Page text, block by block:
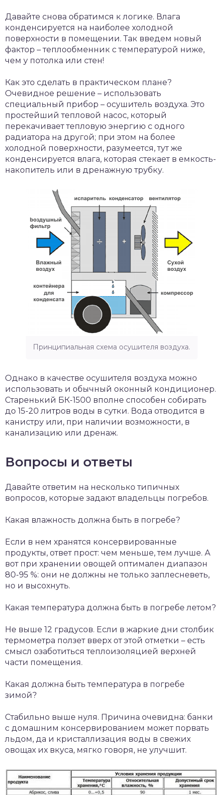
Давайте снова обратимся к логике. Влага
конденсируется на наиболее холодной
поверхности в помещении. Так введем новый
фактор – теплообменник с температурой ниже,
чем у потолка или стен!
Как это сделать в практическом плане?
Очевидное решение – использовать
специальный прибор – осушитель воздуха. Это
простейший тепловой насос, который
перекачивает тепловую энергию с одного
радиатора на другой; при этом на более
холодной поверхности, разумеется, тут же
конденсируется влага, которая стекает в емкость-
накопитель или в дренажную трубку.
Принципиальная схема осушителя воздуха.
Однако в качестве осушителя воздуха можно
использовать и обычный оконный кондиционер.
Старенький БК-1500 вполне способен собирать
до 15-20 литров воды в сутки. Вода отводится в
канистру или, при наличии возможности, в
канализацию или дренаж.
Вопросы и ответы
Давайте ответим на несколько типичных
вопросов, которые задают владельцы погребов.
Какая влажность должна быть в погребе?
Если в нем хранятся консервированные
продукты, ответ прост: чем меньше, тем лучше. А
вот при хранении овощей оптимален диапазон
80-95 %: они не должны не только заплесневеть,
но и высохнуть.
Какая температура должна быть в погребе летом?
Не выше 12 градусов. Если в жаркие дни столбик
термометра ползет вверх от этой отметки – есть
смысл озаботиться теплоизоляцией верхней
части помещения.
Какая должна быть температура в погребе
зимой?
Стабильно выше нуля. Причина очевидна: банки
с домашним консервированием может порвать
льдом, да и кристаллизация воды в свежих
овощах их вкуса, мягко говоря, не улучшит.